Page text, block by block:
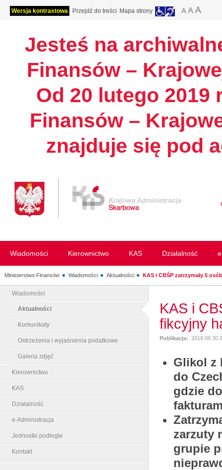
Wersja kontrastowa Przejdź do treści Mapa strony
Jesteś na
Finansów –
Od 20 lutego 2019
Finansów –
znajduje się pod
Wiadomości Kierownictwo KAS Działalność
Ministerstwo Finansów Wiadomości Aktualności KAS i CBŚP zatrzymały 5
Wiadomości
Aktualności
Komunikaty
Ostrzeżenia i wyjaśnienia podatkowe
Galeria zdjęć
Kierownictwo
KAS
Działalność
e-Administracja
Jednostki podległe
Kontakt
KAS i
fikcyjny
Publikacja: 2018.08.30
Glikol z
do
gdzie
zarzuty
grupie